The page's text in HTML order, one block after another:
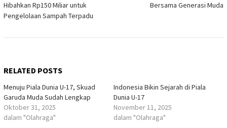
Hibahkan Rp150 Miliar untuk
Pengelolaan Sampah Terpadu
Bersama Generasi Muda
RELATED POSTS
Menuju Piala Dunia U-17, Skuad
Garuda Muda Sudah Lengkap
Oktober 31, 2025
dalam "Olahraga"
Indonesia Bikin Sejarah di Piala
Dunia U-17
November 11, 2025
dalam "Olahraga"